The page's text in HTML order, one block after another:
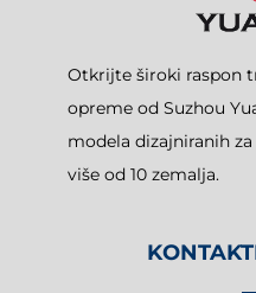
Otkrijte široki raspon
opreme od Suzhou
modela dizajniranih
više od 10 zemalja.